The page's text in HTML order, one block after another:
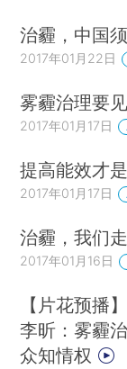
治霾，中国
2017年01月22日
雾霾治理要
2017年01月17日
提高能效才
2017年01月17日
治霾，我们
2017年01月16日
【片花预播
李昕：雾霾
众知情权